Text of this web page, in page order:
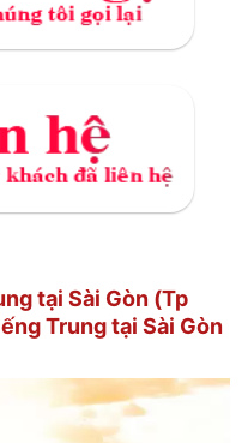
tại Sài Gòn (Tp
Trung tại Sài Gòn